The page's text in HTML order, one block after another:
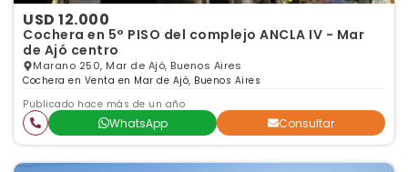
USD 12.000
Cochera en 5° PISO del complejo ANCLA IV - Mar
de Ajó centro
Marano 250, Mar de Ajó, Buenos Aires
Cochera en Venta en Mar de Ajó, Buenos Aires
Publicado hace más de un año
WhatsApp Consultar